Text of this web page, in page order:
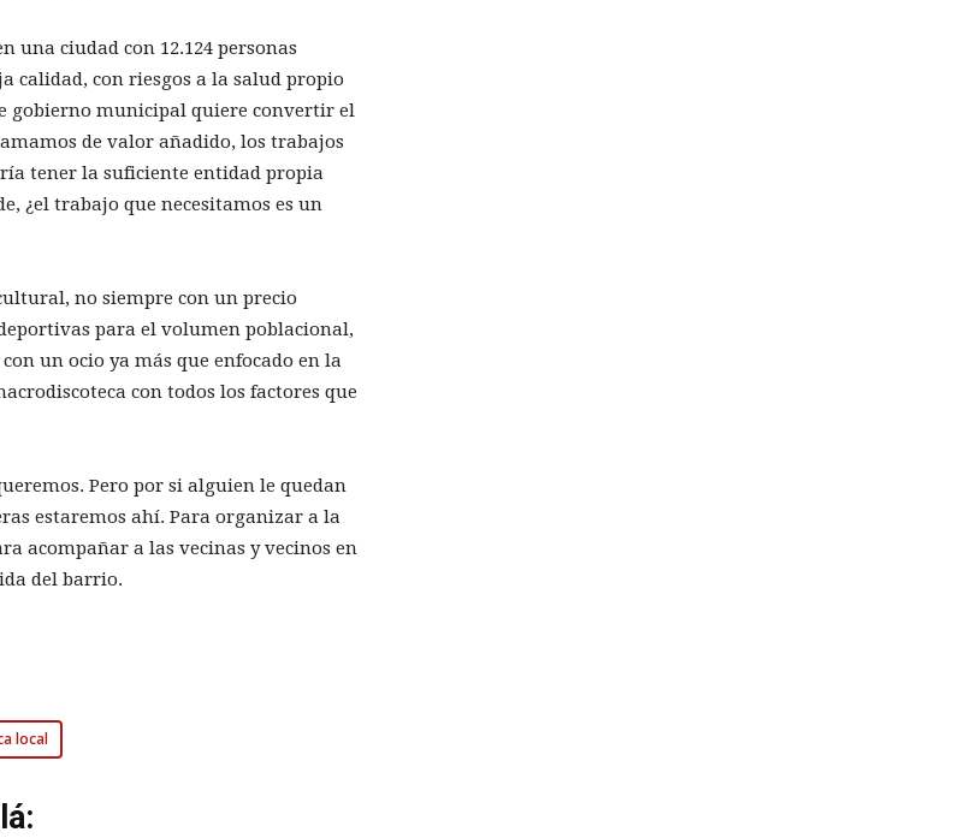
una ciudad con 12.124 personas
calidad, con riesgos a la salud propio
gobierno municipal quiere convertir el
de valor añadido, los trabajos
tener la suficiente entidad propia
¿el trabajo que necesitamos es un
no siempre con un precio
para el volumen poblacional,
un ocio ya más que enfocado en la
con todos los factores que
Pero por si alguien le quedan
estaremos ahí. Para organizar a la
acompañar a las vecinas y vecinos en
del barrio.
local